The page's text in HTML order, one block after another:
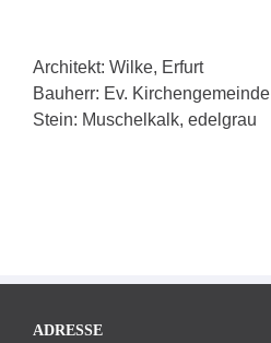
Architekt: Wilke, Erfurt
Bauherr: Ev. Kirchengemeinde
Stein: Muschelkalk, edelgrau
ADRESSE